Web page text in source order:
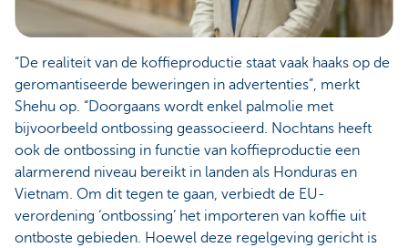
“De realiteit van de koffieproductie staat vaak haaks op de
geromantiseerde beweringen in advertenties”, merkt
Shehu op. “Doorgaans wordt enkel palmolie met
bijvoorbeeld ontbossing geassocieerd. Nochtans heeft
ook de ontbossing in functie van koffieproductie een
alarmerend niveau bereikt in landen als Honduras en
Vietnam. Om dit tegen te gaan, verbiedt de EU-
verordening ‘ontbossing’ het importeren van koffie uit
ontboste gebieden. Hoewel deze regelgeving gericht is